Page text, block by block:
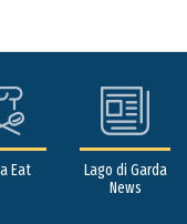
Eat
Lago di Garda
News